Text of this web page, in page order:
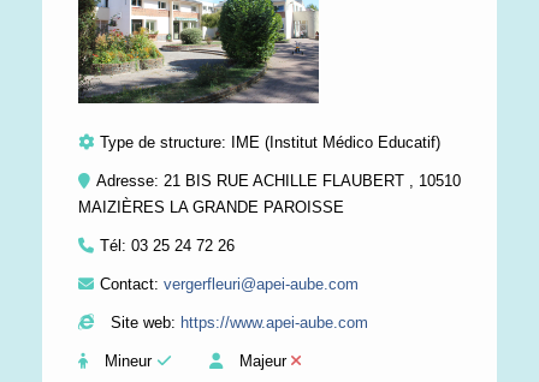
Type de structure: IME (Institut Médico Educatif)
Adresse: 21 BIS RUE ACHILLE FLAUBERT , 10510
MAIZIÈRES LA GRANDE PAROISSE
Tél: 03 25 24 72 26
Contact: vergerfleuri@apei-aube.com
Site web: https://www.apei-aube.com
Mineur Majeur